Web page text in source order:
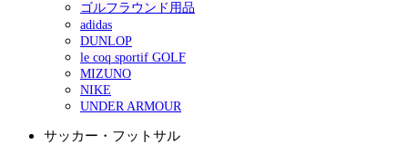
ゴルフラウンド用品
adidas
DUNLOP
le coq sportif GOLF
MIZUNO
NIKE
UNDER ARMOUR
サッカー・フットサル